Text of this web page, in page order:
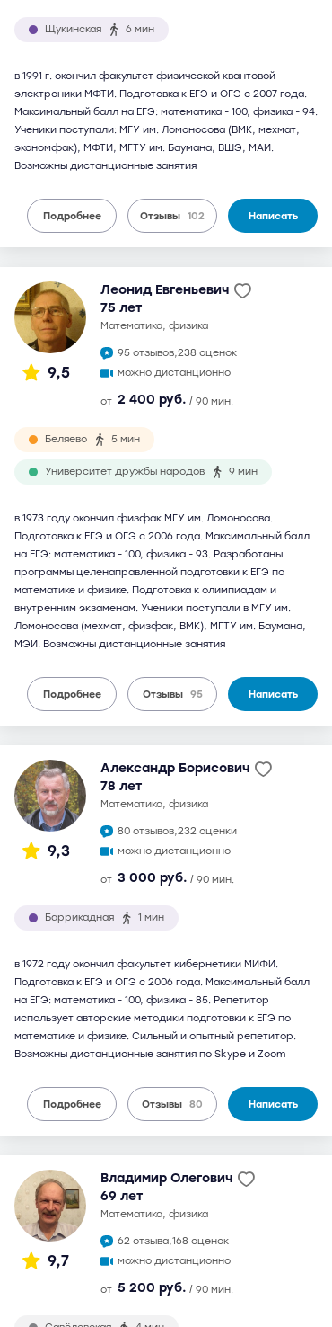
Щукинская 6 мин
в 1991 г. окончил факультет физической квантовой
электроники МФТИ. Подготовка к ЕГЭ и ОГЭ с 2007 года.
Максимальный балл на ЕГЭ: математика - 100, физика - 94.
Ученики поступали: МГУ им. Ломоносова (ВМК, мехмат,
экономфак), МФТИ, МГТУ им. Баумана, ВШЭ, МАИ.
Возможны дистанционные занятия
Подробнее Отзывы 102 Написать
9,5
Леонид Евгеньевич
75 лет
математика, физика
95 отзывов,238 оценок
можно дистанционно
от 2 400 руб. / 90 мин.
Беляево 5 мин
Университет дружбы народов 9 мин
в 1973 году окончил физфак МГУ им. Ломоносова.
Подготовка к ЕГЭ и ОГЭ с 2006 года. Максимальный балл
на ЕГЭ: математика - 100, физика - 93. Разработаны
программы целенаправленной подготовки к ЕГЭ по
математике и физике. Подготовка к олимпиадам и
внутренним экзаменам. Ученики поступали в МГУ им.
Ломоносова (мехмат, физфак, ВМК), МГТУ им. Баумана,
МЭИ. Возможны дистанционные занятия
Подробнее Отзывы 95 Написать
9,3
Александр Борисович
78 лет
математика, физика
80 отзывов,232 оценки
можно дистанционно
от 3 000 руб. / 90 мин.
Баррикадная 1 мин
в 1972 году окончил факультет кибернетики МИФИ.
Подготовка к ЕГЭ и ОГЭ с 2006 года. Максимальный балл
на ЕГЭ: математика - 100, физика - 85. Репетитор
использует авторские методики подготовки к ЕГЭ по
математике и физике. Сильный и опытный репетитор.
Возможны дистанционные занятия по Skype и Zoom
Подробнее Отзывы 80 Написать
9,7
Владимир Олегович
69 лет
математика, физика
62 отзыва,168 оценок
можно дистанционно
от 5 200 руб. / 90 мин.